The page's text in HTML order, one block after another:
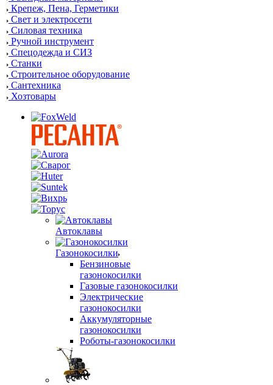
Крепеж, Пена, Герметики
Свет и электросети
Силовая техника
Ручной инструмент
Спецодежда и СИЗ
Станки
Строительное оборудование
Сантехника
Хозтовары
Автоклавы
Газонокосилки
Бензиновые
газонокосилки
Газовые газонокосилки
Электрические
газонокосилки
Аккумуляторные
газонокосилки
Роботы-газонокосилки